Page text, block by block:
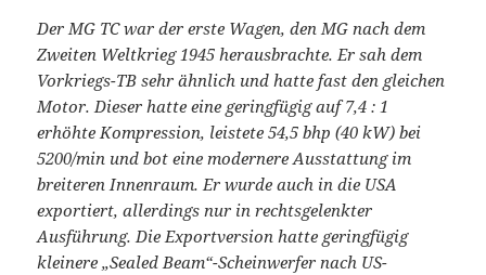
Der MG TC war der erste Wagen, den MG nach dem
Zweiten Weltkrieg 1945 herausbrachte. Er sah dem
Vorkriegs-TB sehr ähnlich und hatte fast den gleichen
Motor. Dieser hatte eine geringfügig auf 7,4 : 1
erhöhte Kompression, leistete 54,5 bhp (40 kW) bei
5200/min und bot eine modernere Ausstattung im
breiteren Innenraum. Er wurde auch in die USA
exportiert, allerdings nur in rechtsgelenkter
Ausführung. Die Exportversion hatte geringfügig
kleinere „Sealed Beam“-Scheinwerfer nach US-